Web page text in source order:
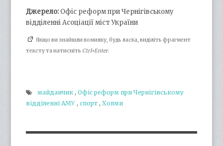
Джерело: Офіс реформ при Чернігівському
відділенні Асоціації міст України
Якщо ви знайшли помилку, будь ласка, виділіть фрагмент
тексту та натисніть Ctrl+Enter.
майданчик ,Офіс реформ при Чернігівському
відділенні АМУ ,спорт ,Холми